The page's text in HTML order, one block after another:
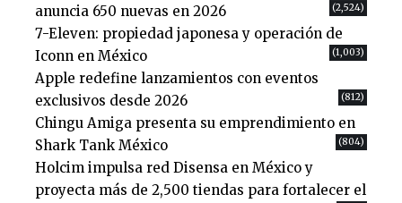
anuncia 650 nuevas en 2026
(2,524)
7-Eleven: propiedad japonesa y operación de
Iconn en México
(1,003)
Apple redefine lanzamientos con eventos
exclusivos desde 2026
(812)
Chingu Amiga presenta su emprendimiento en
Shark Tank México
(804)
Holcim impulsa red Disensa en México y
proyecta más de 2,500 tiendas para fortalecer el